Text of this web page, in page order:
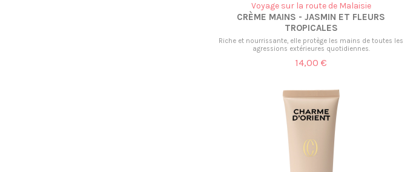
Voyage sur la route de Malaisie
CRÈME MAINS - JASMIN ET FLEURS
TROPICALES
Riche et nourrissante, elle protège les mains de toutes les
agressions extérieures quotidiennes.
14,00 €